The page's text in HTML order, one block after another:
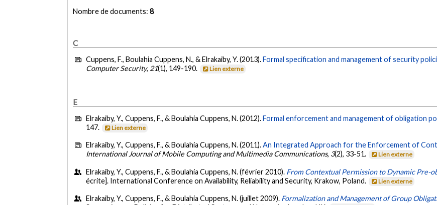
Nombre de documents:8
C
Cuppens, F., Boulahia Cuppens, N., & Elrakaiby, Y. (2013).Formal specification and management of security
Computer Security, 21(1), 149-190. Lien externe
E
Elrakaiby, Y., Cuppens, F., & Boulahia Cuppens, N. (2012).Formal enforcement and management of obligation
147.
Lien externe
Elrakaiby, Y., Cuppens, F., & Boulahia Cuppens, N. (2011).An Integrated Approach for the Enforcement of
International Journal of Mobile Computing and Multimedia Communications, 3(2), 33-51. Lien externe
Elrakaiby, Y., Cuppens, F., & Boulahia Cuppens, N. (février 2010). From Contextual Permission to Dynamic Pre-
écrite]. International Conference on Availability, Reliability and Security, Krakow, Poland.
Lien externe
Elrakaiby, Y., Cuppens, F., & Boulahia Cuppens, N. (juillet 2009). Formalization and Management of Group